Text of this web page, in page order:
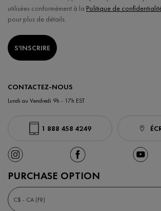
utilisées conformément à la Politique de
pour plus de détails.
S'INSCRIRE
CONTACTEZ-NOUS
Lundi au Vendredi 9h - 17h EST
1 888 458 4249
PURCHASE OPTION
C$ - CA (FR)